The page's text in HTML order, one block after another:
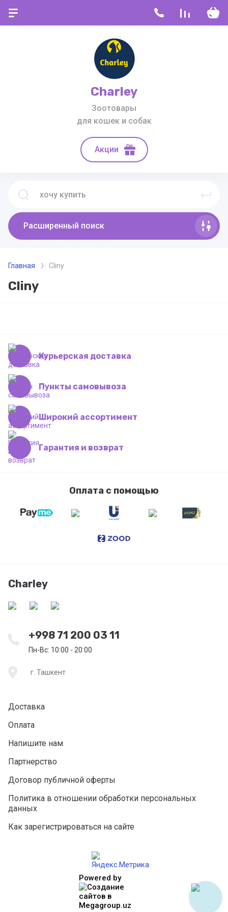
Charley
Зоотовары
для кошек и собак
Акции
Расширенный поиск
Главная Cliny
Cliny
Курьерская доставка
Пункты самовывоза
Широкий ассортимент
Гарантия и возврат
Оплата с помощью
Charley
+998 71 200 03 11
Пн-Вс: 10:00 - 20:00
г. Ташкент
Доставка
Оплата
Напишите нам
Партнерство
Договор публичной оферты
Политика в отношении обработки персональных
данных
Как зарегистрироваться на сайте
Powered by